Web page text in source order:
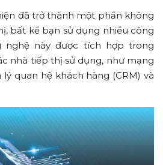
đã trở thành một phần không
bất kể bạn sử dụng nhiều công
nghệ này được tích hợp trong
nhà tiếp thị sử dụng, như mạng
quan hệ khách hàng (CRM) và